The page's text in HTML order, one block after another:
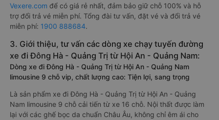
Vexere.com để có giá rẻ nhất, đảm bảo giữ chỗ 100% và hỗ
trợ đổi trả vé miễn phí. Tổng đài tư vấn, đặt vé và đổi trả vé
miễn phí: 1900 888684.
3. Giới thiệu, tư vấn các dòng xe chạy tuyến đường
xe đi Đông Hà - Quảng Trị từ Hội An - Quảng Nam:
Dòng xe đi Đông Hà - Quảng Trị từ Hội An - Quảng Nam
limousine 9 chỗ vip, chất lượng cao: Tiện lợi, sang trọng
Là sản phẩm xe đi Đông Hà - Quảng Trị từ Hội An - Quảng
Nam limousine 9 chỗ cải tiến từ xe 16 chỗ. Nội thất được làm
lại với các ghế bọc da chuẩn Châu Âu, không chỉ êm ái cho